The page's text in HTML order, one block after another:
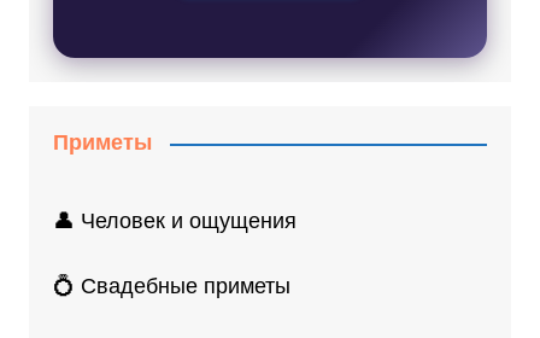
Приметы
👤 Человек и ощущения
💍 Свадебные приметы